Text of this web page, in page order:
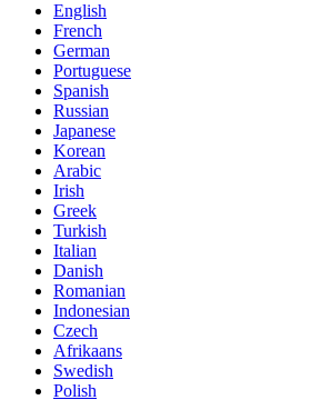
English
French
German
Portuguese
Spanish
Russian
Japanese
Korean
Arabic
Irish
Greek
Turkish
Italian
Danish
Romanian
Indonesian
Czech
Afrikaans
Swedish
Polish